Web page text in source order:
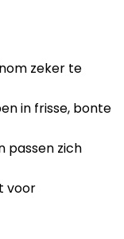
zeker te
in frisse, bonte
passen zich
voor